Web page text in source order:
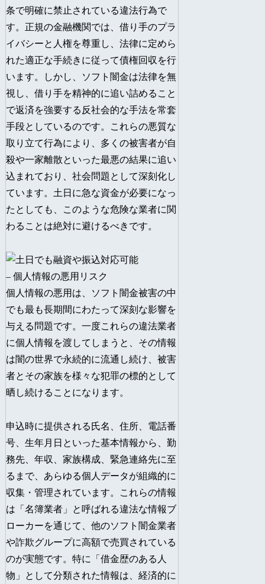
条で明確に禁止されている違法行為で
す。正規の金融機関では、借り手のプラ
イバシーと人権を尊重し、法律に定めら
れた適正な手続きに従って債権回収を行
います。しかし、ソフト闇金は法律を無
視し、借り手を精神的に追い詰めること
で返済を強要する反社会的な手法を常套
手段としているのです。これらの悪質な
取り立て行為により、多くの被害者が自
殺や一家離散といった最悪の結果に追い
込まれており、社会問題として深刻化し
ています。土日に急な資金が必要になっ
たとしても、このような危険な業者に関
わることは絶対に避けるべきです。
– 個人情報の悪用リスク
個人情報の悪用は、ソフト闇金被害の中
でも最も長期間にわたって深刻な影響を
与える問題です。一度これらの違法業者
に個人情報を渡してしまうと、その情報
は闇の世界で永続的に流通し続け、被害
者とその家族を様々な犯罪の標的として
晒し続けることになります。
申込時に提供される氏名、住所、電話番
号、生年月日といった基本情報から、勤
務先、年収、家族構成、緊急連絡先に至
るまで、あらゆる個人データが組織的に
収集・管理されています。これらの情報
は「名簿業者」と呼ばれる違法な情報ブ
ローカーを通じて、他のソフト闇金業者
や詐欺グループに高額で売買されている
のが実態です。特に「借金歴のある人
物」として分類された情報は、経済的に